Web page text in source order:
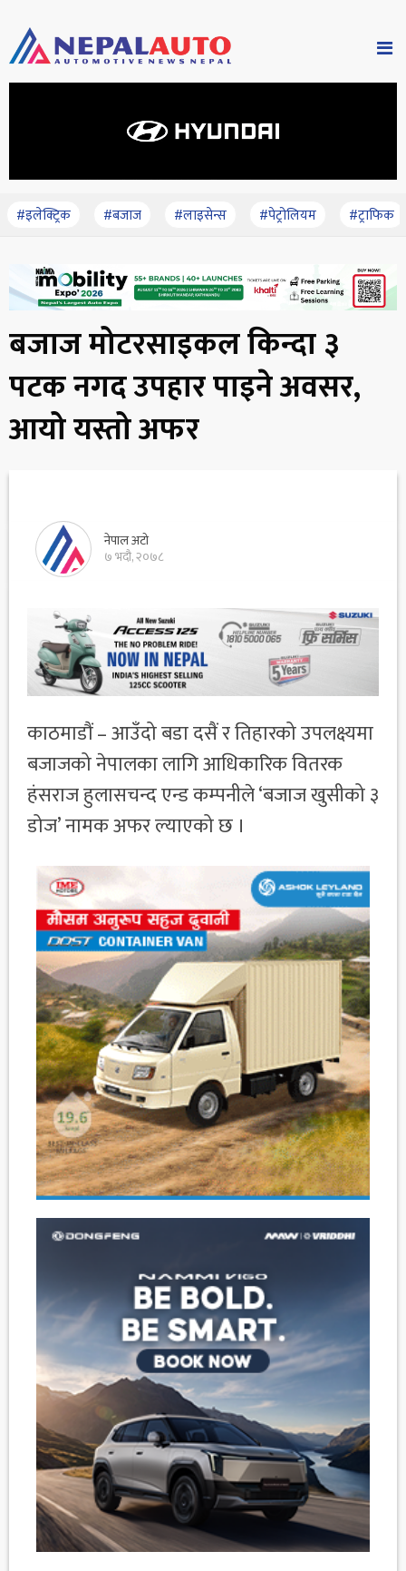
#इलेक्ट्रिक #बजाज #लाइसेन्स #पेट्रोलियम #ट्राफिक
बजाज मोटरसाइकल किन्दा ३
पटक नगद उपहार पाइने अवसर,
आयो यस्तो अफर
नेपाल अटो
७ भदौ, २०७८
काठमाडौं – आउँदो बडा दसैं र तिहारको उपलक्ष्यमा
बजाजको नेपालका लागि आधिकारिक वितरक
हंसराज हुलासचन्द एन्ड कम्पनीले ‘बजाज खुसीको ३
डोज’ नामक अफर ल्याएको छ ।